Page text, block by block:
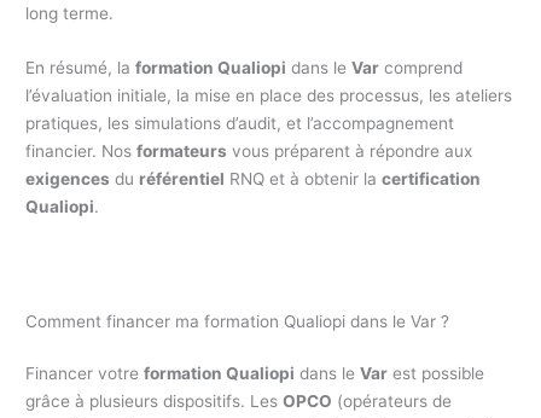
long terme.
En résumé, laformation Qualiopi dans leVar comprend
l’évaluation initiale, la mise en place des processus, les ateliers
pratiques, les simulations d’audit, et l’accompagnement
financier. Nosformateurs vous préparent à répondre aux
exigences du référentiel RNQ et à obtenir lacertification
Qualiopi.
Comment financer ma formation Qualiopi dans le Var ?
Financer votreformation Qualiopi dans leVar est possible
grâce à plusieurs dispositifs. LesOPCO (opérateurs de